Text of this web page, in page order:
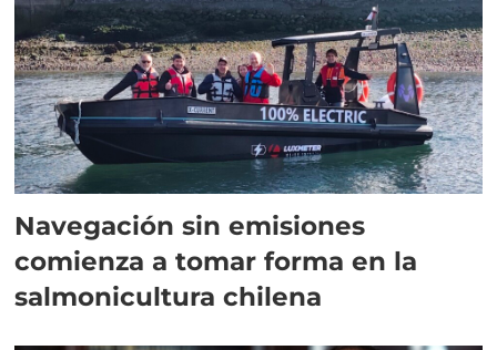
Navegación sin emisiones
comienza a tomar forma en la
salmonicultura chilena